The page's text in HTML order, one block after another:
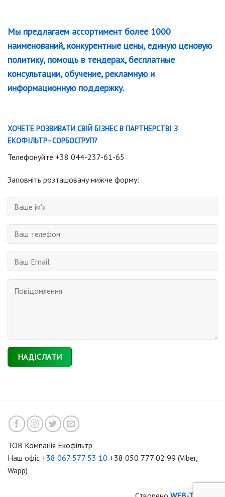
Мы предлагаем ассортимент более 1000
наименований, конкурентные цены, единую ценовую
политику, помощь в тендерах, бесплатные
консультации, обучение, рекламную и
информационную поддержку.
ХОЧЕТЕ РОЗВИВАТИ СВІЙ БІЗНЕС В ПАРТНЕРСТВІ З
ЕКОФІЛЬТР–СОРБОСГРУП?
Телефонуйте +38 044-237-61-65
Заповніть розташовану нижче форму:
ТОВ Компанія Екофільтр
Наш офіс +38 067 577 53 10 +38 050 777 02 99 (Viber,
Wapp)